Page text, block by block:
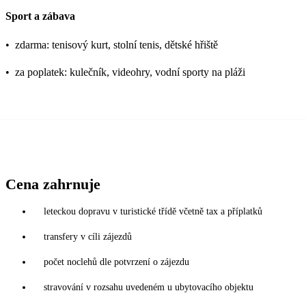
Sport a zábava
• zdarma: tenisový kurt, stolní tenis, dětské hřiště
• za poplatek: kulečník, videohry, vodní sporty na pláži
Cena zahrnuje
leteckou dopravu v turistické třídě včetně tax a příplatků
transfery v cíli zájezdů
počet noclehů dle potvrzení o zájezdu
stravování v rozsahu uvedeném u ubytovacího objektu